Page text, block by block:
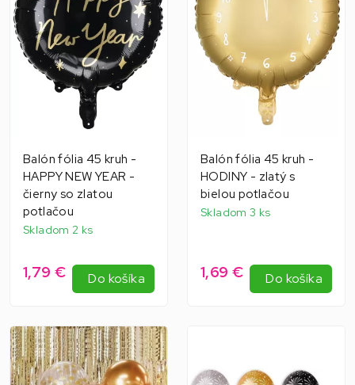
Balón fólia 45 kruh -
HAPPY NEW YEAR -
čierny so zlatou
potlačou
Skladom 2 ks
1,79 € Do košíka
Balón fólia 45 kruh -
HODINY - zlatý s
bielou potlačou
Skladom 3 ks
1,69 € Do košíka